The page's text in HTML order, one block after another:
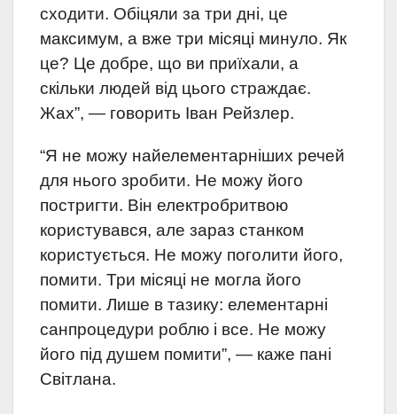
сходити. Обіцяли за три дні, це
максимум, а вже три місяці минуло. Як
це? Це добре, що ви приїхали, а
скільки людей від цього страждає.
Жах”, — говорить Іван Рейзлер.
“Я не можу найелементарніших речей
для нього зробити. Не можу його
постригти. Він електробритвою
користувався, але зараз станком
користується. Не можу поголити його,
помити. Три місяці не могла його
помити. Лише в тазику: елементарні
санпроцедури роблю і все. Не можу
його під душем помити”, — каже пані
Світлана.